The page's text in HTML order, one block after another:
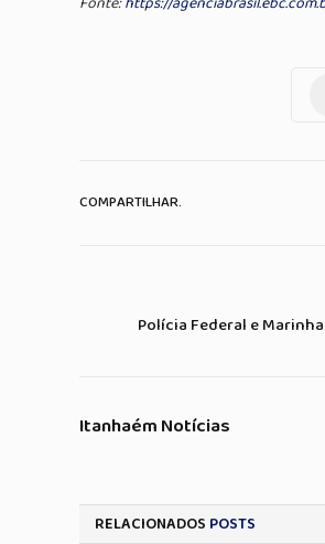
COMPARTILHAR.
Polícia Federal e
Itanhaém Notícias
RELACIONADOS POSTS